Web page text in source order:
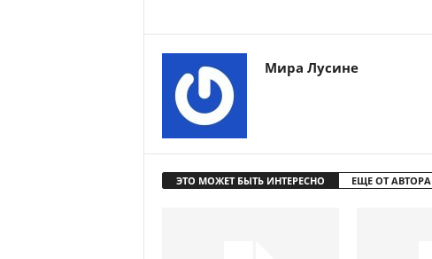
Мира Лусине
ЭТО МОЖЕТ БЫТЬ ИНТЕРЕСНО ЕЩЕ ОТ АВТОРА